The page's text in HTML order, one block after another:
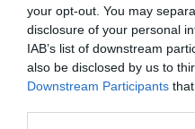
your opt-out. You may
disclosure of your personal
IAB’s list of downstream
also be disclosed by us to
Downstream Participants